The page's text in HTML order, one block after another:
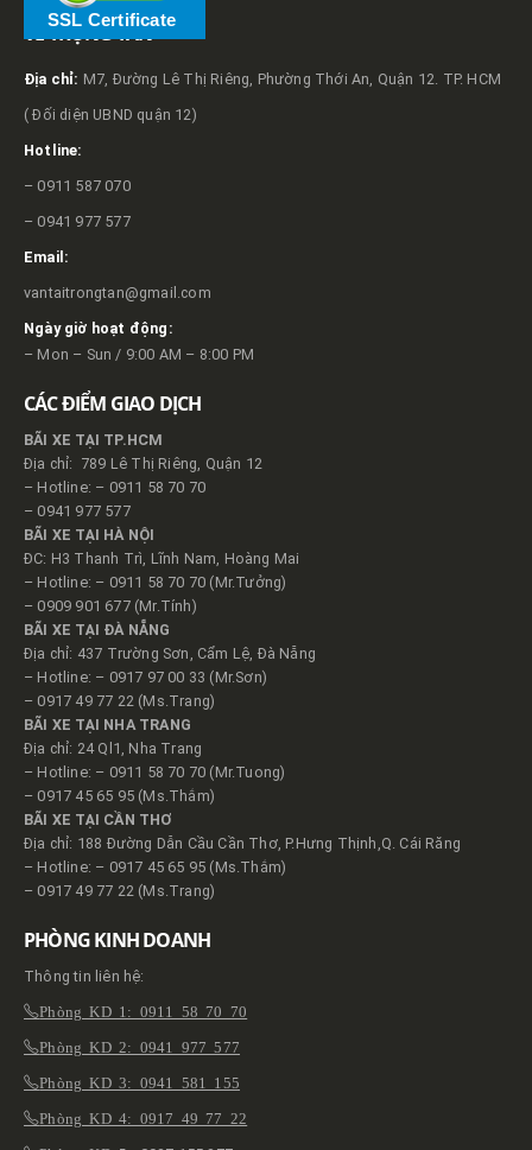
SSL Certificate
VỀ TRỌNG TẤN
Địa chỉ: M7, Đường Lê Thị Riêng, Phường Thới An, Quận 12. TP. HCM
( Đối diện UBND quận 12)
Hotline:
– 0911 587 070
– 0941 977 577
Email:
vantaitrongtan@gmail.com
Ngày giờ hoạt động:
– Mon – Sun / 9:00 AM – 8:00 PM
CÁC ĐIỂM GIAO DỊCH
BÃI XE TẠI TP.HCM
Địa chỉ: 789 Lê Thị Riêng, Quận 12
– Hotline: – 0911 58 70 70
– 0941 977 577
BÃI XE TẠI HÀ NỘI
ĐC: H3 Thanh Trì, Lĩnh Nam, Hoàng Mai
– Hotline: – 0911 58 70 70 (Mr.Tưởng)
– 0909 901 677 (Mr.Tính)
BÃI XE TẠI ĐÀ NẴNG
Địa chỉ: 437 Trường Sơn, Cẩm Lệ, Đà Nẵng
– Hotline: – 0917 97 00 33 (Mr.Sơn)
– 0917 49 77 22 (Ms.Trang)
BÃI XE TẠI NHA TRANG
Địa chỉ: 24 Ql1, Nha Trang
– Hotline: – 0911 58 70 70 (Mr.Tuong)
– 0917 45 65 95 (Ms.Thắm)
BÃI XE TẠI CẦN THƠ
Địa chỉ: 188 Đường Dẫn Cầu Cần Thơ, P.Hưng Thịnh,Q. Cái Răng
– Hotline: – 0917 45 65 95 (Ms.Thắm)
– 0917 49 77 22 (Ms.Trang)
PHÒNG KINH DOANH
Thông tin liên hệ:
Phòng KD 1: 0911 58 70 70
Phòng KD 2: 0941 977 577
Phòng KD 3: 0941 581 155
Phòng KD 4: 0917 49 77 22